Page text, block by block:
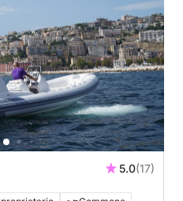
5.0(17)